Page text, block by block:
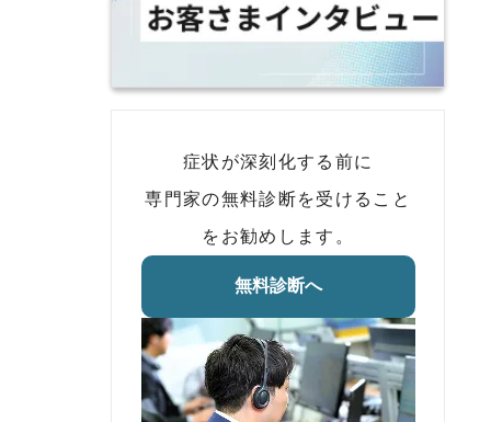
症状が深刻化する前に
専門家の無料診断を受けること
をお勧めします。
無料診断へ